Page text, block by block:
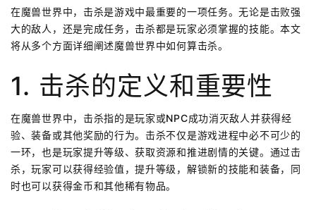
在魔兽世界中，击杀是游戏中最重要的一项任务。无论是击败强
大的敌人，还是完成任务，击杀都是玩家必须掌握的技能。本文
将从多个方面详细阐述魔兽世界中如何算击杀。
1. 击杀的定义和重要性
在魔兽世界中，击杀指的是玩家或NPC成功消灭敌人并获得经
验、装备或其他奖励的行为。击杀不仅是游戏进程中必不可少的
一环，也是玩家提升等级、获取资源和推进剧情的关键。通过击
杀，玩家可以获得经验值，提升等级，解锁新的技能和装备，同
时也可以获得金币和其他稀有物品。